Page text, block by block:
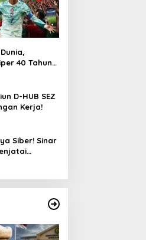
40 Tahun
D-HUB SEZ
Kerja!
Siber! Sinar